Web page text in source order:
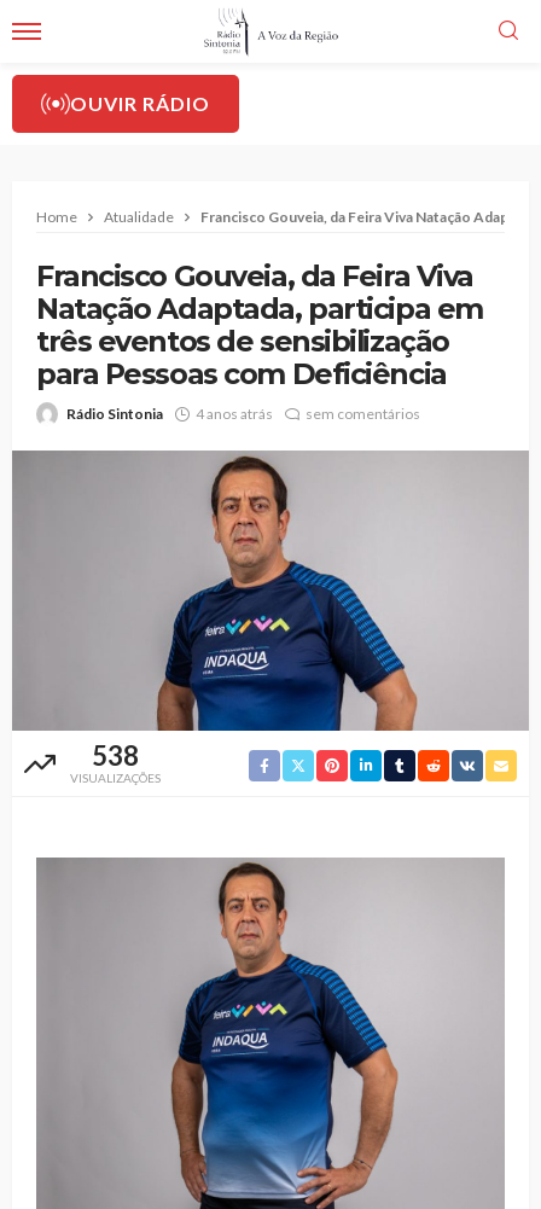
OUVIR RÁDIO
Home Atualidade Francisco Gouveia, da Feira Viva Natação
Francisco Gouveia, da Feira Viva
Natação Adaptada, participa em
três eventos de sensibilização
para Pessoas com Deficiência
Rádio Sintonia 4 anos atrás sem comentários
538
VISUALIZAÇÕES